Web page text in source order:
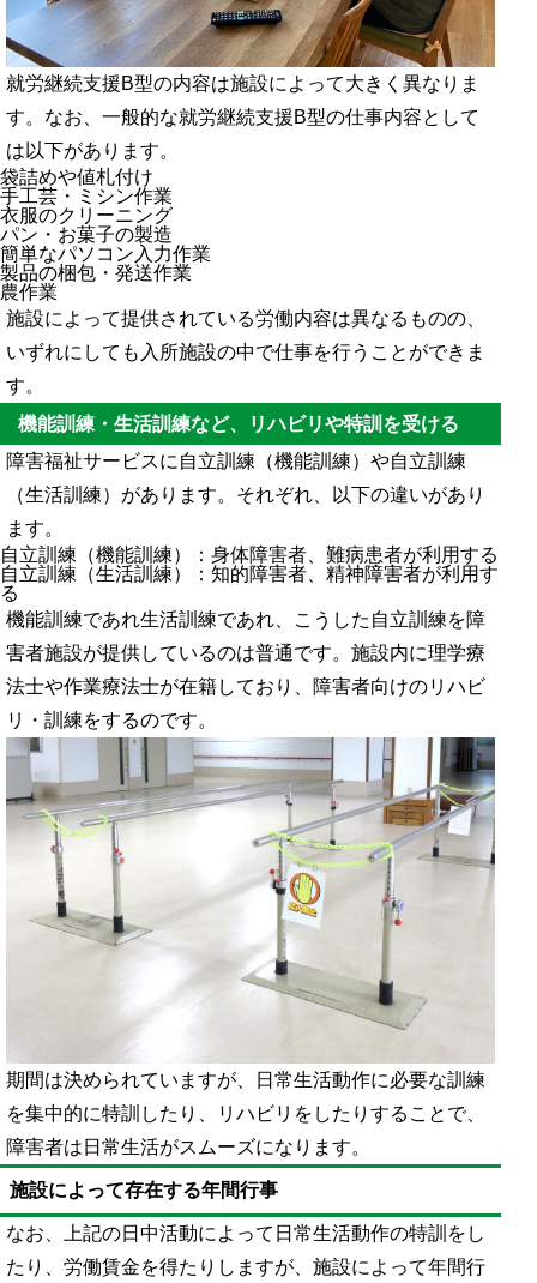
就労継続支援B型の内容は施設によって大きく異なりま
す。なお、一般的な就労継続支援B型の仕事内容として
は以下があります。
袋詰めや値札付け
手工芸・ミシン作業
衣服のクリーニング
パン・お菓子の製造
簡単なパソコン入力作業
製品の梱包・発送作業
農作業
施設によって提供されている労働内容は異なるものの、
いずれにしても入所施設の中で仕事を行うことができま
す。
機能訓練・生活訓練など、リハビリや特訓を受ける
障害福祉サービスに自立訓練（機能訓練）や自立訓練
（生活訓練）があります。それぞれ、以下の違いがあり
ます。
自立訓練（機能訓練）：身体障害者、難病患者が利用する
自立訓練（生活訓練）：知的障害者、精神障害者が利用す
る
機能訓練であれ生活訓練であれ、こうした自立訓練を障
害者施設が提供しているのは普通です。施設内に理学療
法士や作業療法士が在籍しており、障害者向けのリハビ
リ・訓練をするのです。
期間は決められていますが、日常生活動作に必要な訓練
を集中的に特訓したり、リハビリをしたりすることで、
障害者は日常生活がスムーズになります。
施設によって存在する年間行事
なお、上記の日中活動によって日常生活動作の特訓をし
たり、労働賃金を得たりしますが、施設によって年間行